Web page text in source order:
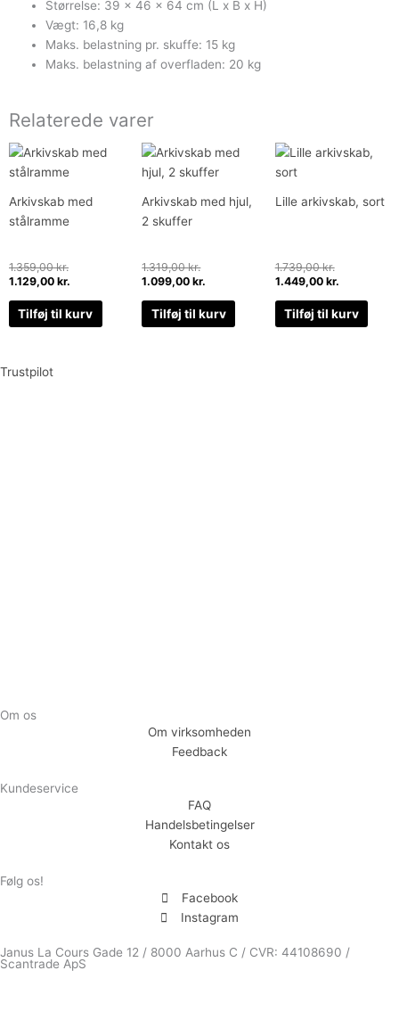
Størrelse: 39 x 46 x 64 cm (L x B x H)
Vægt: 16,8 kg
Maks. belastning pr. skuffe: 15 kg
Maks. belastning af overfladen: 20 kg
Relaterede varer
Arkivskab med
stålramme
1.359,00kr.
Den
pris
1.359,00 kr..
1.129,00 kr.
Den
1.129,00 kr..
Tilføj til kurv
Arkivskab med hjul,
2 skuffer
1.319,00kr.
Den
pris
1.319,00 kr..
1.099,00kr.
Den
pris
1.099,00 kr..
Tilføj til kurv
Lille arkivskab, sort
1.739,00kr.
Den
oprindelige
1.739,00
1.449,00 kr.
Den
aktuelle
1.449,00
Tilføj til kurv
Trustpilot
Om os
Om virksomheden
Feedback
Kundeservice
FAQ
Handelsbetingelser
Kontakt os
Følg os!
Facebook
Instagram
Janus La Cours Gade 12 / 8000 Aarhus C / CVR: 44108690 /
Scantrade ApS